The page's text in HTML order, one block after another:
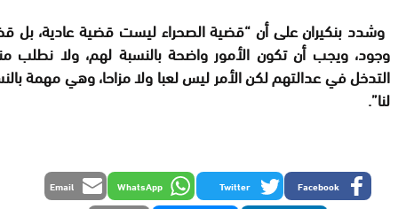
وشدد بنكيران على أن “قضية الصحراء ليست قضية عادية، بل
وجود، ويجب أن تكون الأمور واضحة بالنسبة لهم، ولا نطلب
التدخل في عدالتهم لكن الأمر ليس لعبا ولا مزاحا، وهي مهمة
لنا”.
Facebook
Twitter
WhatsApp
Email